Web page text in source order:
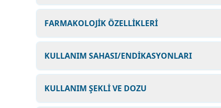
FARMAKOLOJİK ÖZELLİKLERİ
KULLANIM SAHASI/ENDİKASYONLARI
KULLANIM ŞEKLİ VE DOZU